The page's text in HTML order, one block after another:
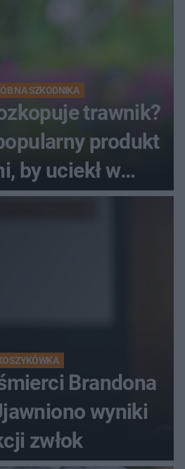
NA SZKODNIKA
trawnik?
produkt
by uciekł w
Brandona
wyniki
zwłok